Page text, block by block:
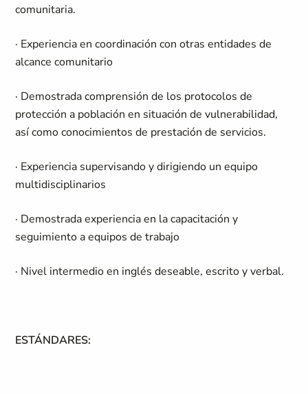
comunitaria.
· Experiencia en coordinación con otras entidades de
alcance comunitario
· Demostrada comprensión de los protocolos de
protección a población en situación de vulnerabilidad,
así como conocimientos de prestación de servicios.
· Experiencia supervisando y dirigiendo un equipo
multidisciplinarios
· Demostrada experiencia en la capacitación y
seguimiento a equipos de trabajo
· Nivel intermedio en inglés deseable, escrito y verbal.
ESTÁNDARES: